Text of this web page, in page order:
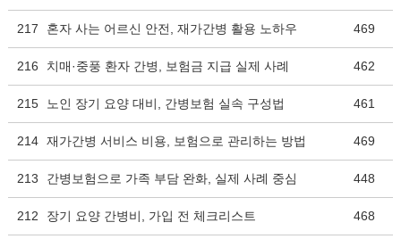
217 혼자 사는 어르신 안전, 재가간병 활용 노하우 469
216 치매·중풍 환자 간병, 보험금 지급 실제 사례 462
215 노인 장기 요양 대비, 간병보험 실속 구성법 461
214 재가간병 서비스 비용, 보험으로 관리하는 방법 469
213 간병보험으로 가족 부담 완화, 실제 사례 중심 448
212 장기 요양 간병비, 가입 전 체크리스트 468